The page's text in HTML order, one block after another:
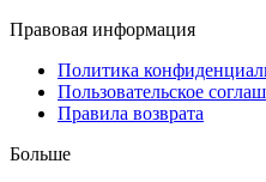
Правовая информация
Политика
Пользовательское
Правила возврата
Больше